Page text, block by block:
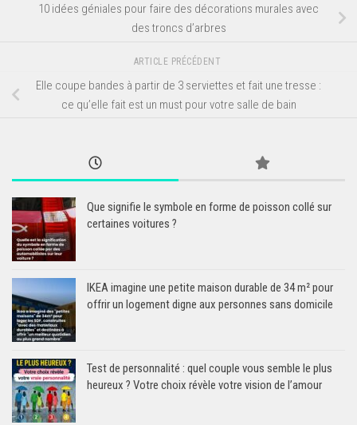
10 idées géniales pour faire des décorations murales avec
des troncs d’arbres
ARTICLE PRÉCÉDENT
Elle coupe bandes à partir de 3 serviettes et fait une tresse :
ce qu’elle fait est un must pour votre salle de bain
Que signifie le symbole en forme de poisson collé sur
certaines voitures ?
IKEA imagine une petite maison durable de 34 m² pour
offrir un logement digne aux personnes sans domicile
Test de personnalité : quel couple vous semble le plus
heureux ? Votre choix révèle votre vision de l’amour